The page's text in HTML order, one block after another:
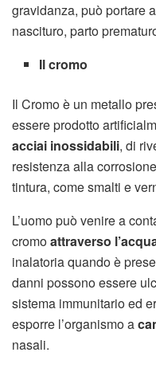
gravidanza, può portare
nascituro, parto
Il cromo
Il Cromo è un metallo
essere prodotto
acciai inossidabili, di
resistenza alla
tintura, come smalti e
L’uomo può venire a
cromoattraverso
inalatoria quando è
danni possono essere
sistema immunitario ed
esporre l’organismo a
nasali.